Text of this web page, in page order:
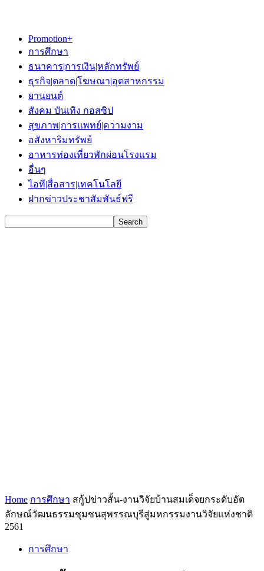
Promotion+
การศึกษา
ธนาคาร|การเงิน|หลักทรัพย์
ธุรกิจ|ตลาด|โฆษณา|อุตสาหกรรม
ยานยนต์
สังคม บันเทิง กอสซิป
สุขภาพ|การแพทย์|ความงาม
อสังหาริมทรัพย์
อาหารท่องเที่ยวพักผ่อนโรงแรม
อื่นๆ
ไอที|สื่อสาร|เทคโนโลยี
ฝากข่าวประชาสัมพันธ์ฟรี
Home การศึกษา สกู้ปข่าวสั้น-งานวิจัยบ้านสมเด็จยกระดับอัต
ลักษณ์วัฒนธรรมชุมชนสุพรรณบุรีสู่มหกรรมงานวิจัยแห่งชาติ
2561
การศึกษา